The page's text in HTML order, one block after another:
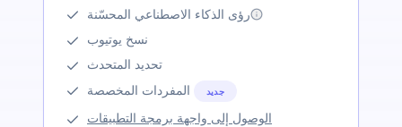
رؤى الذكاء الاصطناعي المحسّنة
نسخ يوتيوب
تحديد المتحدث
المفردات المخصصة
جديد
الوصول إلى واجهة برمجة التطبيقات